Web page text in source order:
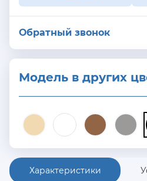
Обратный звонок
Модель в других
Характеристики